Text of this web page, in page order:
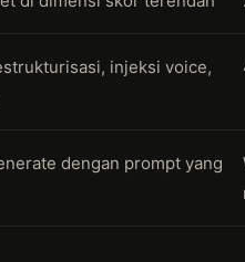
injeksi voice,
dengan prompt yang